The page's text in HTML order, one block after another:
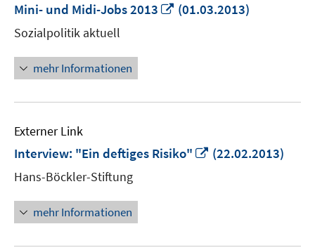
Mini- und Midi-Jobs 2013
In
(01.03.2013)
Sozialpolitik aktuell
mehr Informationen
Externer Link
Interview: "Ein deftiges Risiko"
In
(22.02.2013)
Hans-Böckler-Stiftung
mehr Informationen